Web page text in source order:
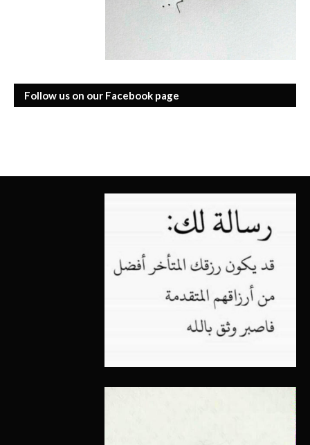
Follow us on our Facebook page